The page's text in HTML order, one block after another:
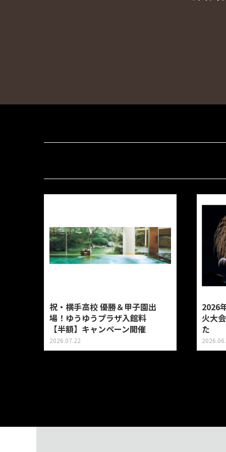
祝・横手高校 優勝＆甲子園出
場！ゆうゆうプラザ入館料
【半額】キャンペーン開催
2026.07.22
2026
火大
た